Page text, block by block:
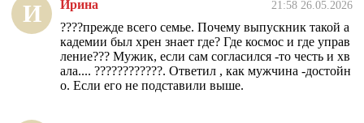
И Ирина 21:58 26.05.2026
????прежде всего семье. Почему выпускник такой а
кадемии был хрен знает где? Где космос и где управ
ление??? Мужик, если сам согласился -то честь и хв
ала.... ????????????. Ответил , как мужчина -достойн
о. Если его не подставили выше.